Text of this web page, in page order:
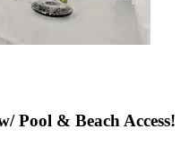
Pool & Beach Access!